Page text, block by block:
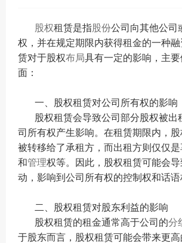
股权租赁是指 股份公司向其他公司
权，并在规定期限内获得租金的一种
赁对于股权布局具有一定的影响，主
面：
一、股权租赁对公司所有权的影响
股权租赁会导致公司部分股权被出
司所有权产生影响。在租赁期限内，
被转移给了承租方，而出租方则仅仅
和管理权等。因此，股权租赁可能会导
动，影响到公司所有权的控制权和话语
二、股权租赁对股东利益的影响
股权租赁的租金通常高于公司的分
于股东而言，股权租赁可能会带来更高